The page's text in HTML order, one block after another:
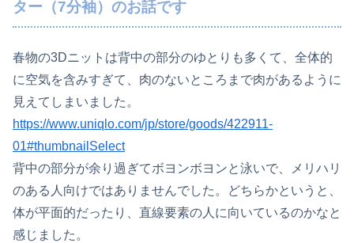
ター（7分袖）のお話です
春物の3Dニットは背中の部分のゆとりも多くて、全体的
に空気を含みすぎて、肉のないところまで肉があるように
見えてしまいました。
https://www.uniqlo.com/jp/store/goods/422911-
01#thumbnailSelect
背中の部分が余り過ぎてボヨンボヨンと泳いで、メリハリ
のある人向けではありませんでした。どちらかというと、
体が平面的だったり、直線要素の人に向いているのかなと
感じました。